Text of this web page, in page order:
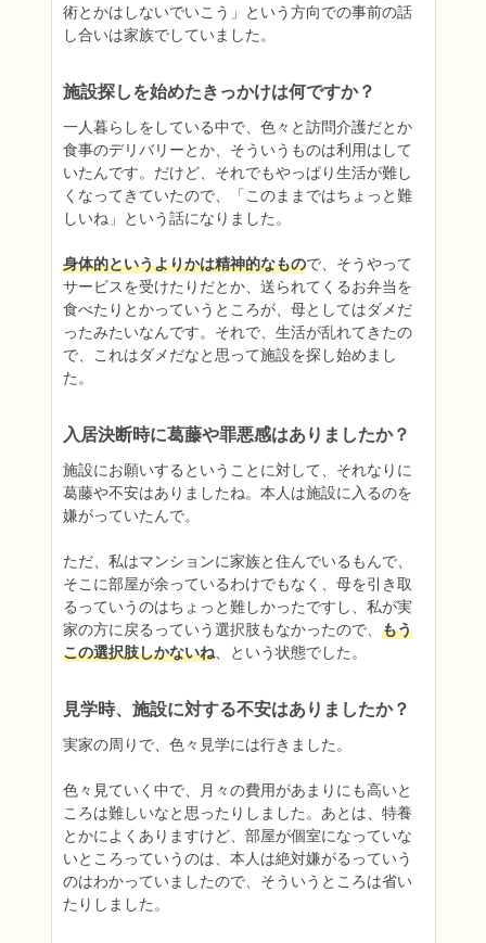
術とかはしないでいこう」という方向での事前の話
し合いは家族でしていました。
施設探しを始めたきっかけは何ですか？
一人暮らしをしている中で、色々と訪問介護だとか
食事のデリバリーとか、そういうものは利用はして
いたんです。だけど、それでもやっぱり生活が難し
くなってきていたので、「このままではちょっと難
しいね」という話になりました。
身体的というよりかは精神的なもので、そうやって
サービスを受けたりだとか、送られてくるお弁当を
食べたりとかっていうところが、母としてはダメだ
ったみたいなんです。それで、生活が乱れてきたの
で、これはダメだなと思って施設を探し始めまし
た。
入居決断時に葛藤や罪悪感はありましたか？
施設にお願いするということに対して、それなりに
葛藤や不安はありましたね。本人は施設に入るのを
嫌がっていたんで。
ただ、私はマンションに家族と住んでいるもんで、
そこに部屋が余っているわけでもなく、母を引き取
るっていうのはちょっと難しかったですし、私が実
家の方に戻るっていう選択肢もなかったので、 もう
この選択肢しかないね、という状態でした。
見学時、施設に対する不安はありましたか？
実家の周りで、色々見学には行きました。
色々見ていく中で、月々の費用があまりにも高いと
ころは難しいなと思ったりしました。あとは、特養
とかによくありますけど、部屋が個室になっていな
いところっていうのは、本人は絶対嫌がるっていう
のはわかっていましたので、そういうところは省い
たりしました。